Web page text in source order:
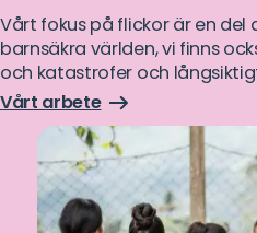
Vårt fokus på flickor är en
barnsäkra världen, vi finns
och katastrofer och
Vårt arbete